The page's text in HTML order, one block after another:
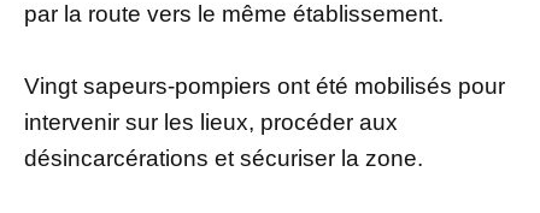
par la route vers le même établissement.
Vingt sapeurs-pompiers ont été mobilisés pour
intervenir sur les lieux, procéder aux
désincarcérations et sécuriser la zone.